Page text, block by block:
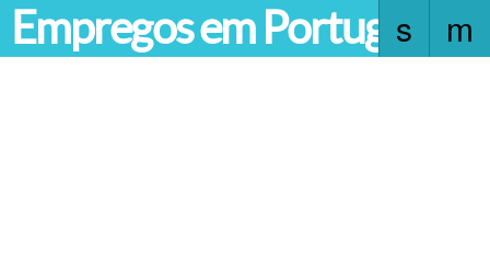
Empregos em Portugal